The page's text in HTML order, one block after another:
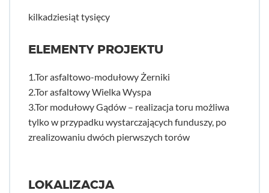
kilkadziesiąt tysięcy
ELEMENTY PROJEKTU
1.Tor asfaltowo-modułowy Żerniki
2.Tor asfaltowy Wielka Wyspa
3.Tor modułowy Gądów – realizacja toru możliwa
tylko w przypadku wystarczających funduszy, po
zrealizowaniu dwóch pierwszych torów
LOKALIZACJA